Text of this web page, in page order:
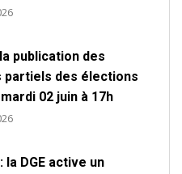
publication des
partiels des élections
02 juin à 17h
la DGE active un